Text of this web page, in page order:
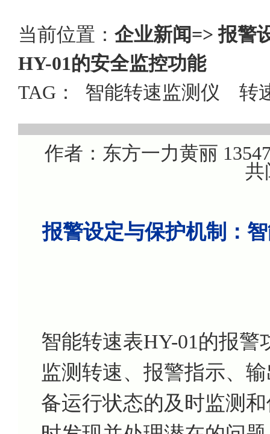
当前位置： 企业新闻=> 报警
HY-01的安全监控功能
TAG： 智能转速监测仪 转
作者：东方一力黄丽
共
报警设定与保护机制：
智能转速表HY-01的报
监测转速、报警指示、
备运行状态的及时监测